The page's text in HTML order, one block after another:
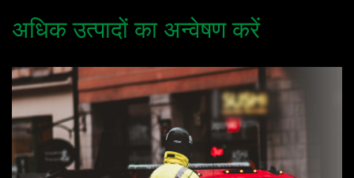
अधिक उत्पादों का अन्वेषण करें